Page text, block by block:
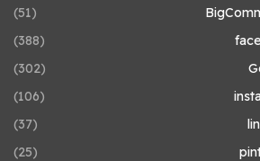
(51)
(388)
(302)
(106)
(37)
(25)